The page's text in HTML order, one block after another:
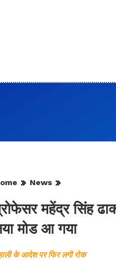
News
महेंद्र सिंह
मोड आ गया
के आदेश पर फिर लगी रोक